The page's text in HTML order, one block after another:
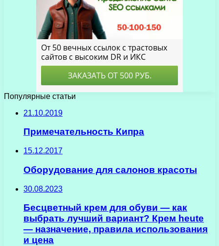
Популярные статьи
21.10.2019
Примечательность Кипра
15.12.2017
Оборудование для салонов красоты
30.08.2023
Бесцветный крем для обуви — как
выбрать лучший вариант? Крем heute
— назначение, правила использования
и цена